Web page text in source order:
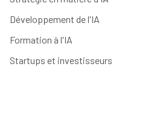
Développement de l'IA
Formation à l'IA
Startups et investisseurs